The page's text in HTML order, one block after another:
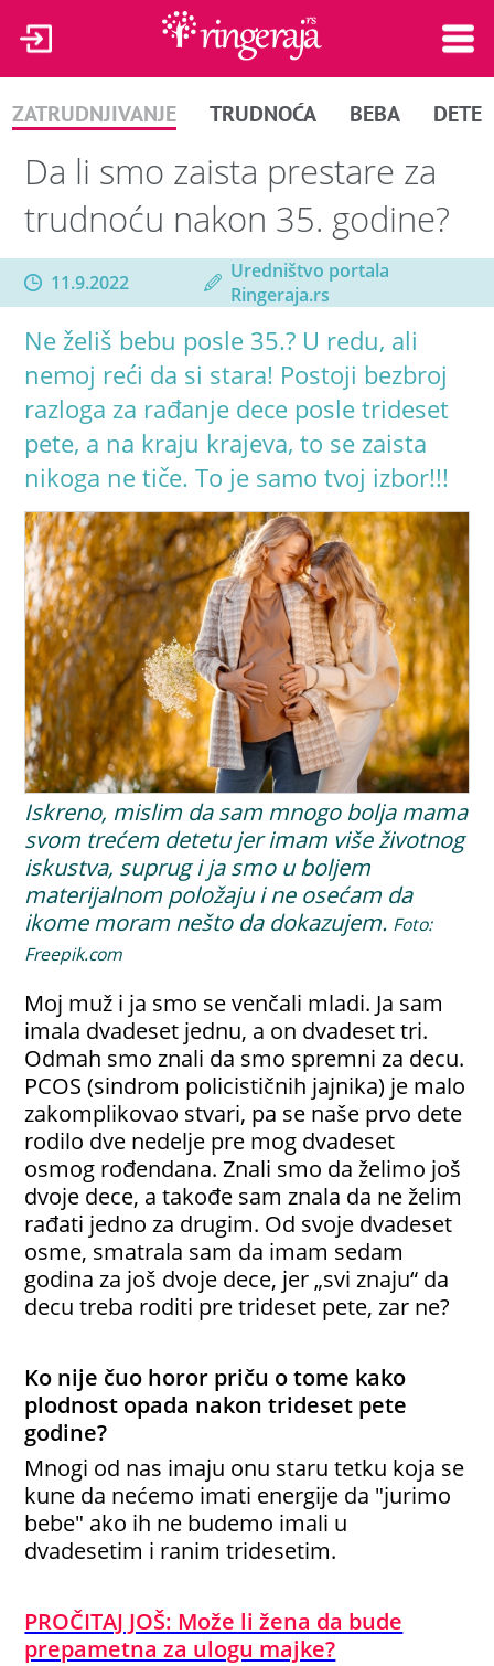
ZATRUDNJIVANJE TRUDNOĆA BEBA DETE
Da li smo zaista prestare za
trudnoću nakon 35. godine?
11.9.2022
Uredništvo portala
Ringeraja.rs
Ne želiš bebu posle 35.? U redu, ali
nemoj reći da si stara! Postoji bezbroj
razloga za rađanje dece posle trideset
pete, a na kraju krajeva, to se zaista
nikoga ne tiče. To je samo tvoj izbor!!!
Iskreno, mislim da sam mnogo bolja mama
svom trećem detetu jer imam više životnog
iskustva, suprug i ja smo u boljem
materijalnom položaju i ne osećam da
ikome moram nešto da dokazujem. Foto:
Freepik.com
Moj muž i ja smo se venčali mladi. Ja sam
imala dvadeset jednu, a on dvadeset tri.
Odmah smo znali da smo spremni za decu.
PCOS (sindrom policističnih jajnika) je malo
zakomplikovao stvari, pa se naše prvo dete
rodilo dve nedelje pre mog dvadeset
osmog rođendana. Znali smo da želimo još
dvoje dece, a takođe sam znala da ne želim
rađati jedno za drugim. Od svoje dvadeset
osme, smatrala sam da imam sedam
godina za još dvoje dece, jer „svi znaju“ da
decu treba roditi pre trideset pete, zar ne?
Ko nije čuo horor priču o tome kako
plodnost opada nakon trideset pete
godine?
Mnogi od nas imaju onu staru tetku koja se
kune da nećemo imati energije da "jurimo
bebe" ako ih ne budemo imali u
dvadesetim i ranim tridesetim.
PROČITAJ JOŠ: Može li žena da bude
prepametna za ulogu majke?